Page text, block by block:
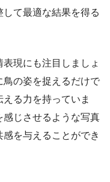
て最適な結果を得る
現にも注目しましょ
鳥の姿を捉えるだけで
る力を持っていま
じさせるような写真
を与えることができ